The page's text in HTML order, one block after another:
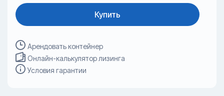
Купить
Арендовать контейнер
Онлайн-калькулятор лизинга
Условия гарантии